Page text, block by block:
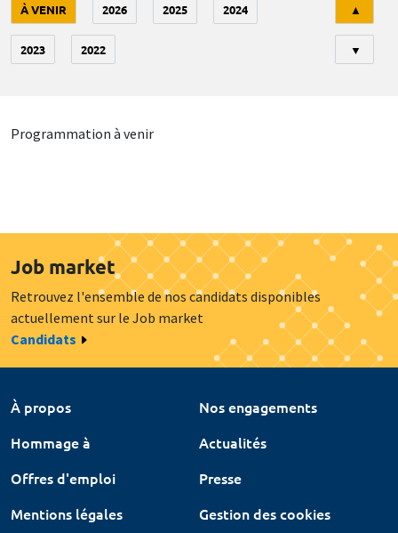
À VENIR 2026 2025 2024
2023 2022
▲
▼
Programmation à venir
Job market
Retrouvez l'ensemble de nos candidats disponibles
actuellement sur le Job market
Candidats
À propos
Nos engagements
Hommage à
Actualités
Offres d'emploi
Presse
Mentions légales
Gestion des cookies